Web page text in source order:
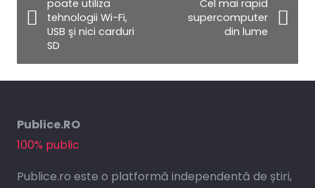
poate utiliza
tehnologii Wi-Fi,
USB şi nici carduri
SD
Cel mai rapid
supercomputer
din lume
Publice.RO
100% public
Publice.ro este o platformă independentă de știri,